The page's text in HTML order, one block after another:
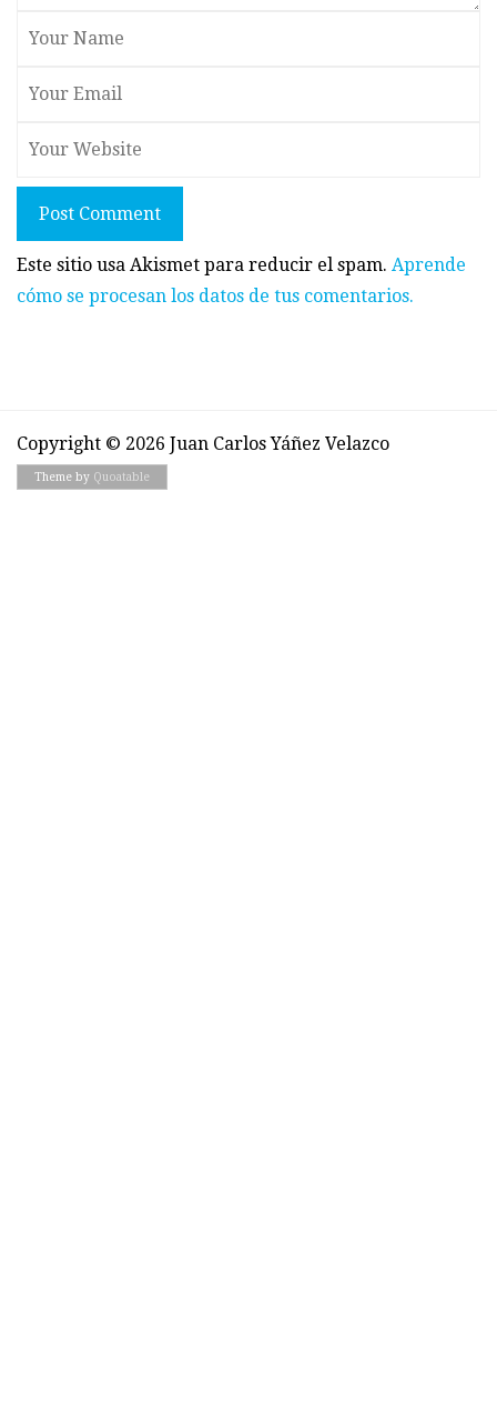
Post Comment
Este sitio usa Akismet para reducir el spam. Aprende
cómo se procesan los datos de tus comentarios.
Copyright © 2026 Juan Carlos Yáñez Velazco
Theme by Quoatable